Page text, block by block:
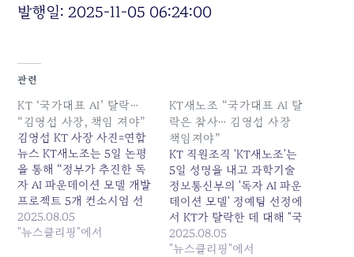
발행일: 2025-11-05 06:24:00
관련
KT ‘국가대표 AI’ 탈락…
“김영섭 사장, 책임 져야”
김영섭 KT 사장 사진=연합
뉴스 KT새노조는 5일 논평
을 통해 “정부가 추진한 독
자 AI 파운데이션 모델 개발
프로젝트 5개 컨소시엄 선
정에서 KT가 단 한 곳에도
이름을 올리지 못했다”며
2025.08.05
"뉴스클리핑"에서
KT새노조 “국가대표 AI 탈
락은 참사… 김영섭 사장
책임져야”
KT 직원조직 'KT새노조'는
5일 성명을 내고 과학기술
정보통신부의 '독자 AI 파운
데이션 모델' 정예팀 선정에
서 KT가 탈락한 데 대해 "국
가대표 통신사를 자처해 온
KT가 믿을 수 없는 결과를
2025.08.05
"뉴스클리핑"에서